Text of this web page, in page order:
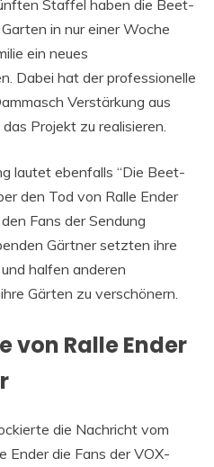
Staffel haben die Beet-
in nur einer Woche
ein neues
Dabei hat der professionelle
Verstärkung aus
Projekt zu realisieren.
lautet ebenfalls “Die Beet-
den Tod von Ralle Ender
Fans der Sendung
Gärtner setzten ihre
halfen anderen
Gärten zu verschönern.
von Ralle Ender
die Nachricht vom
Ender die Fans der VOX-